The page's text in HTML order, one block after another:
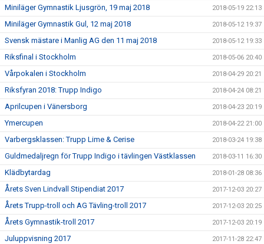
Miniläger Gymnastik Ljusgrön, 19 maj 2018 2018-05-19 22:13
Miniläger Gymnastik Gul, 12 maj 2018 2018-05-12 19:37
Svensk mästare i Manlig AG den 11 maj 2018 2018-05-12 19:33
Riksfinal i Stockholm 2018-05-06 20:40
Vårpokalen i Stockholm 2018-04-29 20:21
Riksfyran 2018: Trupp Indigo 2018-04-24 08:21
Aprilcupen i Vänersborg 2018-04-23 20:19
Ymercupen 2018-04-22 21:00
Varbergsklassen: Trupp Lime & Cerise 2018-03-24 19:38
Guldmedaljregn för Trupp Indigo i tävlingen Västklassen 2018-03-11 16:30
Klädbytardag 2018-01-28 08:36
Årets Sven Lindvall Stipendiat 2017 2017-12-03 20:27
Årets Trupp-troll och AG Tävling-troll 2017 2017-12-03 20:25
Årets Gymnastik-troll 2017 2017-12-03 20:19
Juluppvisning 2017 2017-11-28 22:47